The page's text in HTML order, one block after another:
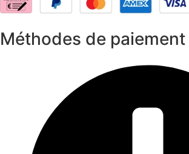
Méthodes de paiement